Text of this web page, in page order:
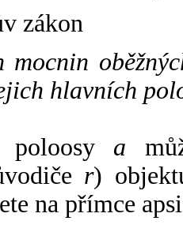
zákon
mocnin
hlavních
poloosy a
r)
na přímce